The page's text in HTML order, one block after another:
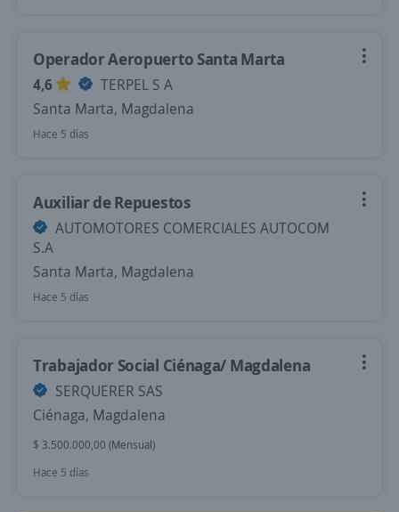
Operador Aeropuerto Santa Marta
4,6
TERPEL S A
Santa Marta, Magdalena
Hace 5 días
Auxiliar de Repuestos
AUTOMOTORES COMERCIALES AUTOCOM
S.A
Santa Marta, Magdalena
Hace 5 días
Trabajador Social Ciénaga/ Magdalena
SERQUERER SAS
Ciénaga, Magdalena
$ 3.500.000,00 (Mensual)
Hace 5 días